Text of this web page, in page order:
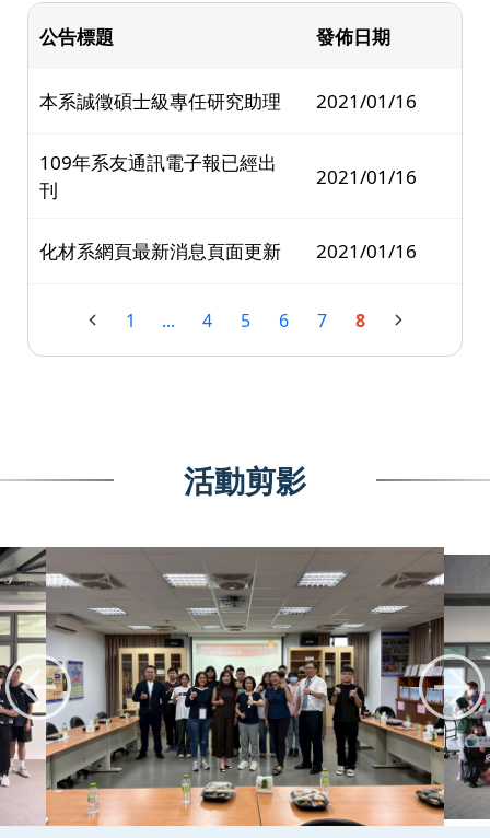
公告標題 發佈日期
本系誠徵碩士級專任研究助理 2021/01/16
109年系友通訊電子報已經出
刊
2021/01/16
化材系網頁最新消息頁面更新 2021/01/16
1 ... 4 5 6 7 8
活動剪影